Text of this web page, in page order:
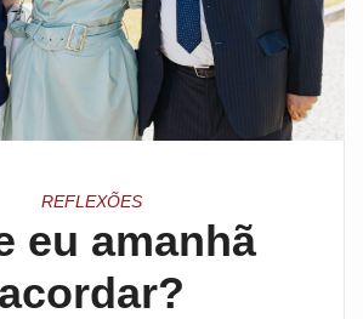
REFLEXÕES
eu amanhã
acordar?